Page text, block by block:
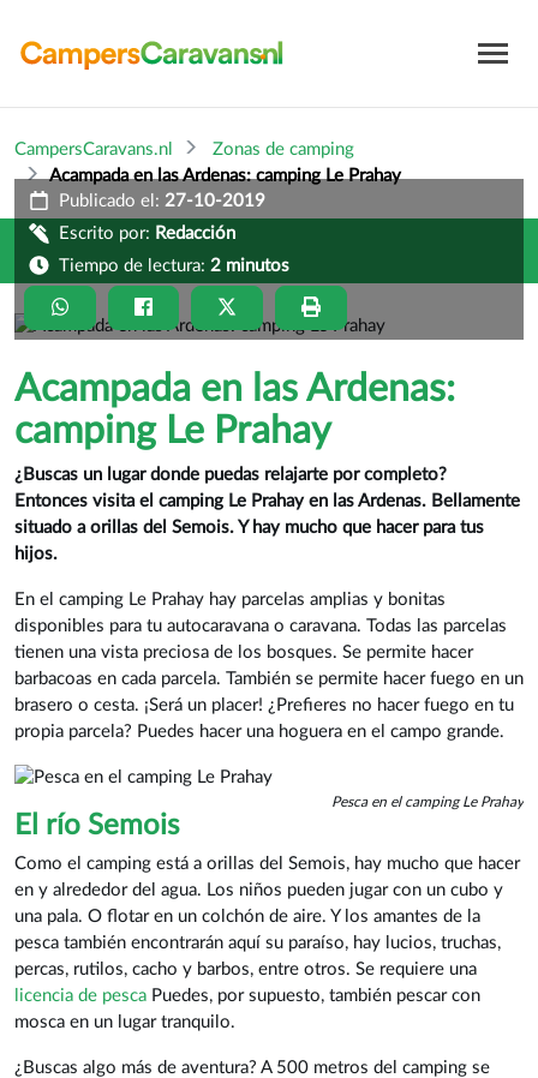
CampersCaravans.nl
Zonas de camping
Acampada en las Ardenas: camping Le Prahay
Publicado el: 27-10-2019
Escrito por: Redacción
Tiempo de lectura: 2 minutos
Acampada en las Ardenas:
camping Le Prahay
¿Buscas un lugar donde puedas relajarte por completo?
Entonces visita el camping Le Prahay en las Ardenas. Bellamente
situado a orillas del Semois. Y hay mucho que hacer para tus
hijos.
En el camping Le Prahay hay parcelas amplias y bonitas
disponibles para tu autocaravana o caravana. Todas las parcelas
tienen una vista preciosa de los bosques. Se permite hacer
barbacoas en cada parcela. También se permite hacer fuego en un
brasero o cesta. ¡Será un placer! ¿Prefieres no hacer fuego en tu
propia parcela? Puedes hacer una hoguera en el campo grande.
Pesca en el camping Le Prahay
El río Semois
Como el camping está a orillas del Semois, hay mucho que hacer
en y alrededor del agua. Los niños pueden jugar con un cubo y
una pala. O flotar en un colchón de aire. Y los amantes de la
pesca también encontrarán aquí su paraíso, hay lucios, truchas,
percas, rutilos, cacho y barbos, entre otros. Se requiere una
licencia de pesca Puedes, por supuesto, también pescar con
mosca en un lugar tranquilo.
¿Buscas algo más de aventura? A 500 metros del camping se